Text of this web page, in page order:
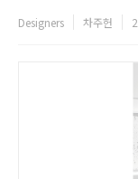
세대학교에서 실내환경
Designers 차주헌